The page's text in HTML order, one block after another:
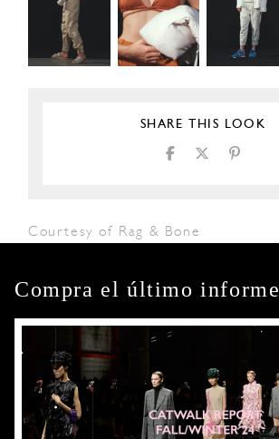
SHARE THIS LOOK
Courtesy of Rag & Bone
Compra el último informe